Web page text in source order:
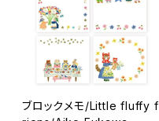
ブロックメモ/Little fluffy f